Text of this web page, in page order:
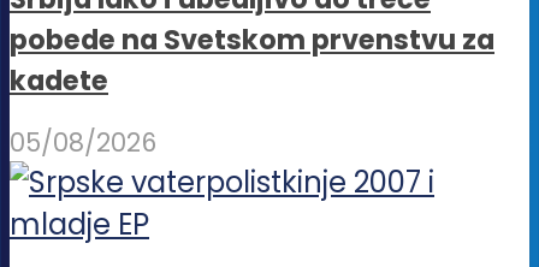
pobede na Svetskom prvenstvu za
kadete
05/08/2026